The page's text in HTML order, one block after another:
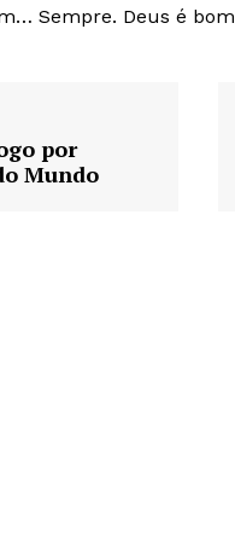
Sempre. Deus é
por
Mundo